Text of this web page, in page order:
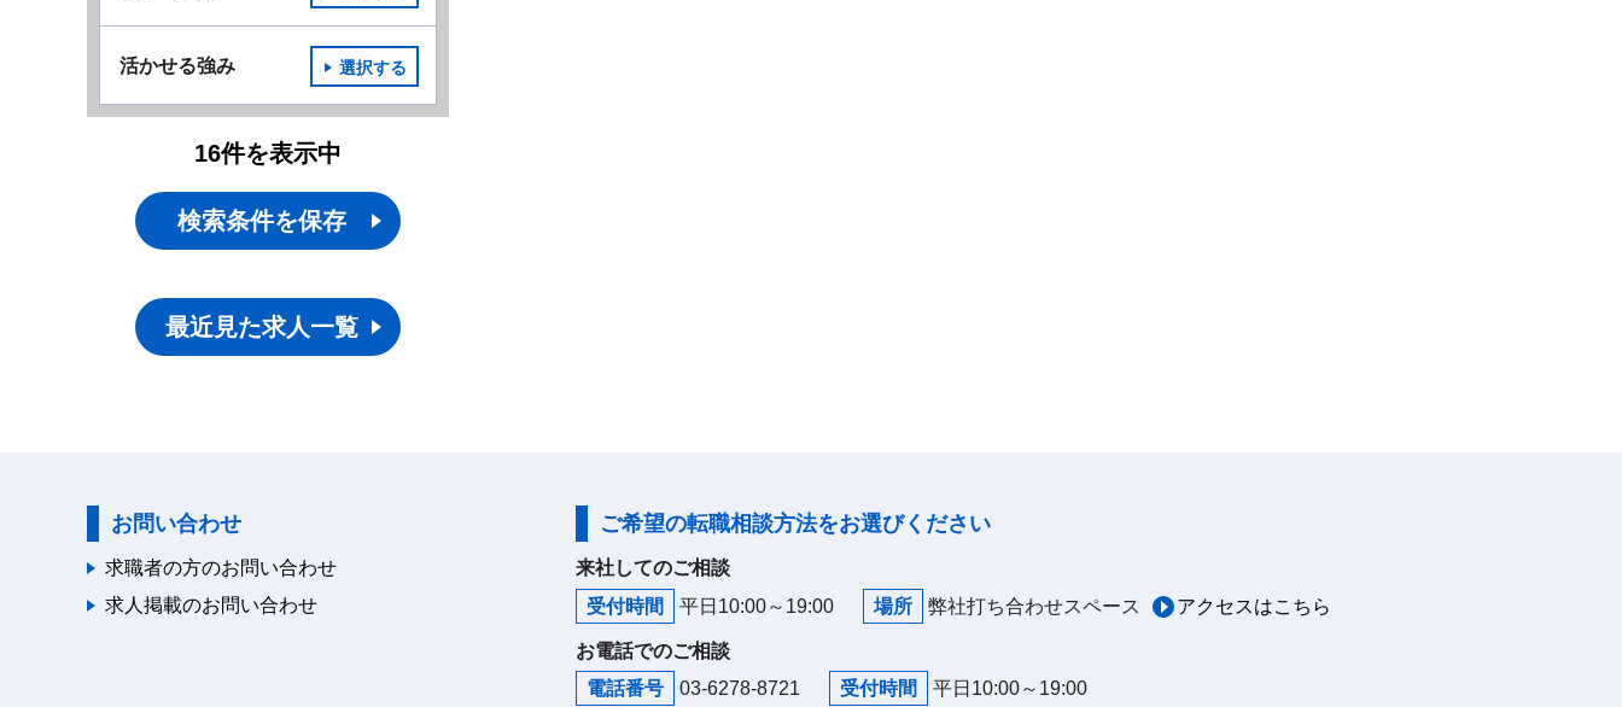
活かせる強み 選択する
16件を表示中
検索条件を保存
最近見た求人一覧
お問い合わせ
求職者の方のお問い合わせ
求人掲載のお問い合わせ
ご希望の転職相談方法をお選びください
来社してのご相談
受付時間
平日10:00～19:00 場所 弊社打ち合わせスペース アクセスはこちら
お電話でのご相談
電話番号
03-6278-8721 受付時間 平日10:00～19:00